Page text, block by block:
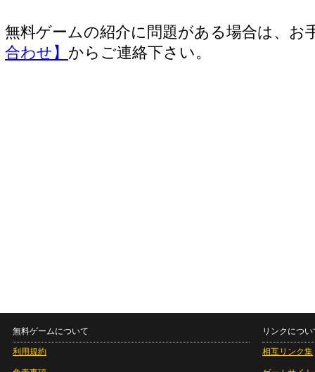
無料ゲームの紹介に問題がある場合は、お
合わせ】 からご連絡下さい。
無料ゲームについて
利用規約
リンクについ
相互リンク集